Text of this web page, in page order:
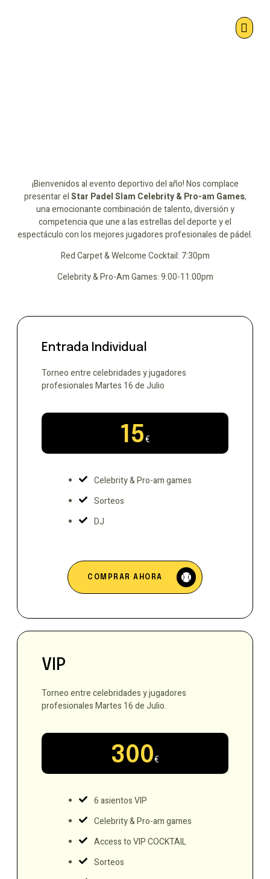
¡Bienvenidos al evento deportivo del año! Nos complace
presentar elStar Padel Slam Celebrity & Pro-am Games,
una emocionante combinación de talento, diversión y
competencia que une a las estrellas del deporte y el
espectáculo con los mejores jugadores profesionales de pádel.
Red Carpet & Welcome Cocktail: 7:30pm
Celebrity & Pro-Am Games: 9:00-11:00pm
Entrada Individual
Torneo entre celebridades y jugadores
profesionales Martes 16 de Julio
15€
Celebrity & Pro-am games
Sorteos
DJ
COMPRAR AHORA
VIP
Torneo entre celebridades y jugadores
profesionales Martes 16 de Julio.
300€
6 asientos VIP
Celebrity & Pro-am games
Access to VIP COCKTAIL
Sorteos